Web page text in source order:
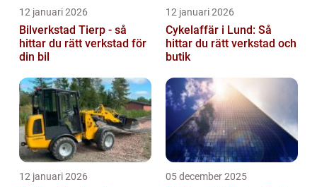
12 januari 2026
Bilverkstad Tierp - så
hittar du rätt verkstad för
din bil
12 januari 2026
Cykelaffär i Lund: Så
hittar du rätt verkstad och
butik
12 januari 2026 05 december 2025